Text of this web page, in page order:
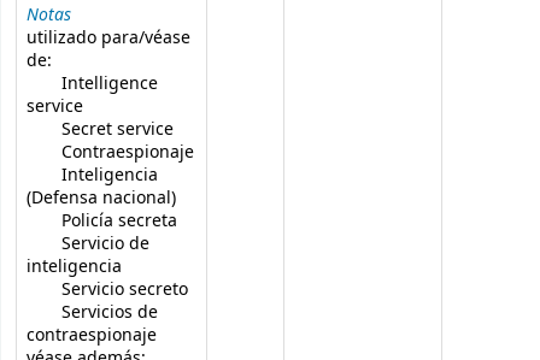
Notas
utilizado para/véase
de:
Intelligence
service
Secret service
Contraespionaje
Inteligencia
(Defensa nacional)
Policía secreta
Servicio de
inteligencia
Servicio secreto
Servicios de
contraespionaje